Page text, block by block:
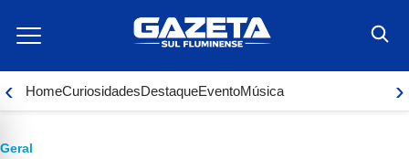
para
conteúdo
‹ HomeCuriosidadesDestaqueEventoMúsica ›
Geral